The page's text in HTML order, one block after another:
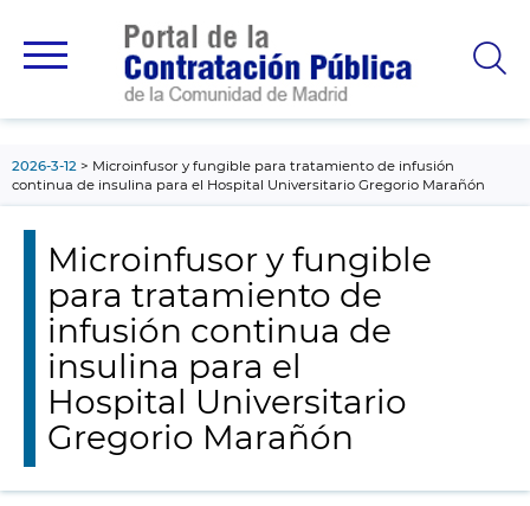
principal
2026-3-12
Microinfusor y fungible para tratamiento de infusión
continua de insulina para el Hospital Universitario Gregorio Marañón
Microinfusor y fungible
para tratamiento de
infusión continua de
insulina para el
Hospital Universitario
Gregorio Marañón